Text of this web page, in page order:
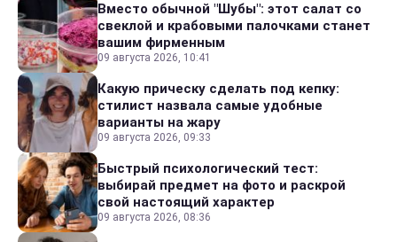
Вместо обычной "Шубы": этот салат со
свеклой и крабовыми палочками станет
вашим фирменным
09 августа 2026, 10:41
Какую прическу сделать под кепку:
стилист назвала самые удобные
варианты на жару
09 августа 2026, 09:33
Быстрый психологический тест:
выбирай предмет на фото и раскрой
свой настоящий характер
09 августа 2026, 08:36